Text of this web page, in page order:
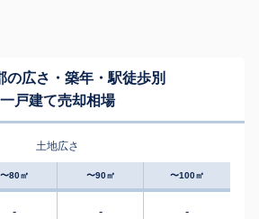
の広さ・築年・駅徒歩別
一戸建て売却相場
土地広さ
〜80㎡ 〜90㎡ 〜100㎡
- - -